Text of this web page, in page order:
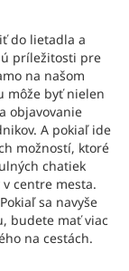
do lietadla a
príležitosti pre
na našom
môže byť nielen
objavovanie
A pokiaľ ide
možností, ktoré
chatiek
centre mesta.
sa navyše
budete mať viac
na cestách.